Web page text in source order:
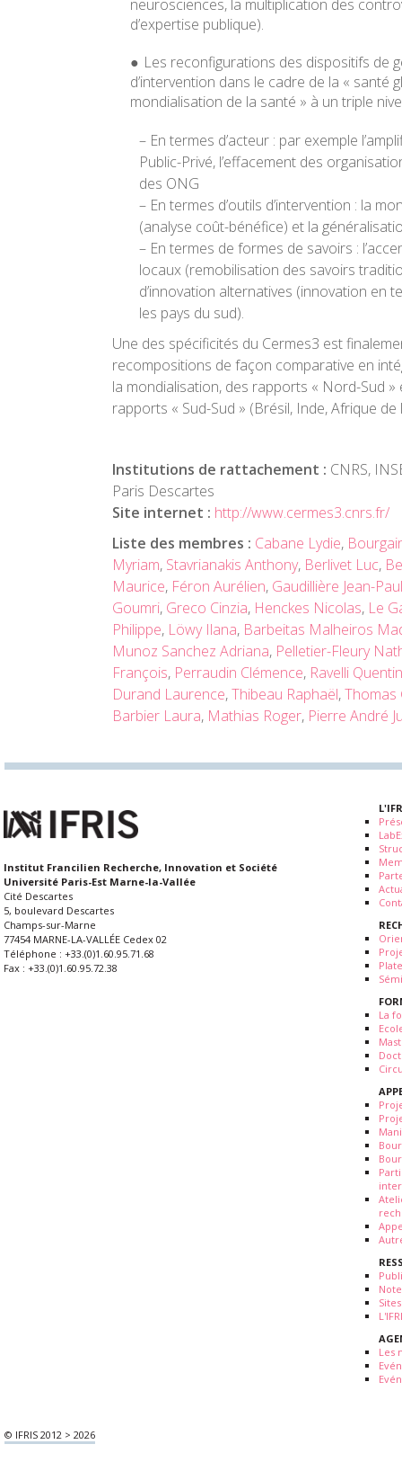
neurosciences, la multiplication des
d’expertise publique).
Les reconfigurations des dispositifs de
d’intervention dans le cadre de la « santé
mondialisation de la santé » à un triple
– En termes d’acteur : par exemple
Public-Privé, l’effacement des
des ONG
– En termes d’outils d’intervention : la
(analyse coût-bénéfice) et la
– En termes de formes de savoirs :
locaux (remobilisation des savoirs
d’innovation alternatives (innovation en
les pays du sud).
Une des spécificités du Cermes3 est
recompositions de façon comparative en
la mondialisation, des rapports « Nord-Sud
rapports « Sud-Sud » (Brésil, Inde, Afrique de
Institutions de rattachement : CNRS,
Paris Descartes
Site internet : http://www.cermes3.cnrs.fr/
Liste des membres : Cabane Lydie,
Myriam, Stavrianakis Anthony, Berlivet Luc,
Maurice, Féron Aurélien, Gaudillière Jean-Paul
Goumri, Greco Cinzia, Henckes Nicolas, Le
Philippe, Löwy Ilana, Barbeitas Malheiros
Munoz Sanchez Adriana, Pelletier-Fleury
François, Perraudin Clémence, Ravelli Quentin
Durand Laurence,Thibeau Raphaël,Thomas
Barbier Laura, Mathias Roger, Pierre André
Institut Francilien Recherche, Innovation et Société
Université Paris-Est Marne-la-Vallée
Cité Descartes
5, boulevard Descartes
Champs-sur-Marne
77454 MARNE-LA-VALLÉE Cedex 02
Téléphone : +33.(0)1.60.95.71.68
Fax : +33.(0)1.60.95.72.38
La
Les
© IFRIS 2012 > 2026